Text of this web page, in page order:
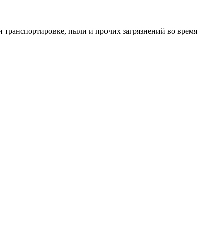
пыли и прочих загрязнений во время